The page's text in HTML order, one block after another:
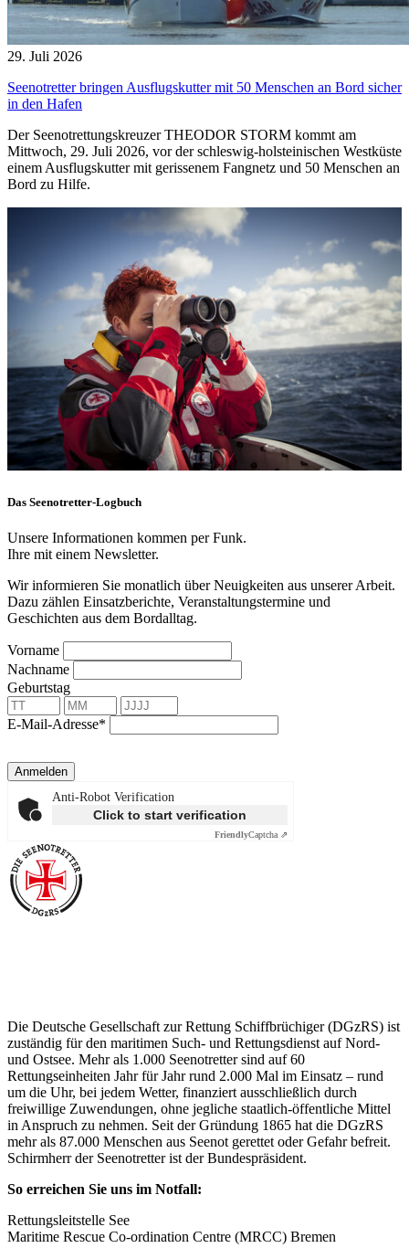
29. Juli 2026
Seenotretter bringen Ausflugskutter mit 50 Menschen an Bord sicher
in den Hafen
Der Seenotrettungskreuzer THEODOR STORM kommt am
Mittwoch, 29. Juli 2026, vor der schleswig-holsteinischen Westküste
einem Ausflugskutter mit gerissenem Fangnetz und 50 Menschen an
Bord zu Hilfe.
Das Seenotretter-Logbuch
Unsere Informationen kommen per Funk.
Ihre mit einem Newsletter.
Wir informieren Sie monatlich über Neuigkeiten aus unserer Arbeit.
Dazu zählen Einsatzberichte, Veranstaltungstermine und
Geschichten aus dem Bordalltag.
Vorname
Nachname
Geburtstag
E-Mail-Adresse*
Anmelden
Anti-Robot Verification
Click to start verification
FriendlyCaptcha ⇗
Die Deutsche Gesellschaft zur Rettung Schiffbrüchiger (DGzRS) ist
zuständig für den maritimen Such- und Rettungsdienst auf Nord-
und Ostsee. Mehr als 1.000 Seenotretter sind auf 60
Rettungseinheiten Jahr für Jahr rund 2.000 Mal im Einsatz – rund
um die Uhr, bei jedem Wetter, finanziert ausschließlich durch
freiwillige Zuwendungen, ohne jegliche staatlich-öffentliche Mittel
in Anspruch zu nehmen. Seit der Gründung 1865 hat die DGzRS
mehr als 87.000 Menschen aus Seenot gerettet oder Gefahr befreit.
Schirmherr der Seenotretter ist der Bundespräsident.
So erreichen Sie uns im Notfall:
Rettungsleitstelle See
Maritime Rescue Co-ordination Centre (MRCC) Bremen